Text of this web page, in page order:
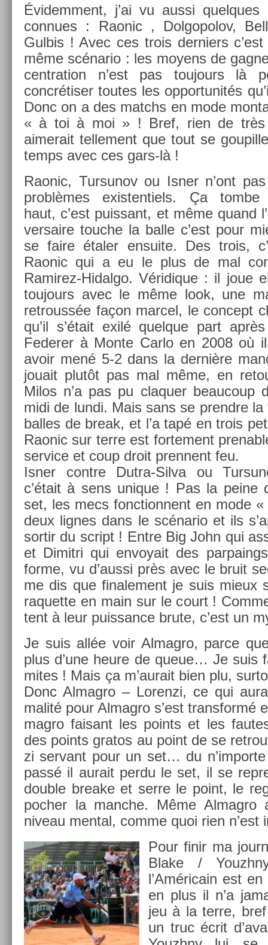
Évidem­ment, j’ai vu aussi
con­nues : Raonic , Dol­gopolov,
Gul­bis ! Avec ces trois de­rni­ers
même scénario : les moyens de
centra­tion n’est pas toujours là
concrétiser toutes les op­por­tunités
Donc on a des matchs en mode
« à toi à moi » ! Bref, rien de très
aimerait tel­le­ment que tout se
temps avec ces gars-là !
Raonic, Tur­sunov ou Isner n’ont
problèmes ex­is­tentiels. Ça
haut, c’est puis­sant, et même quand
versaire touc­he la balle c’est pour
se faire étaler en­suite. Des trois,
Raonic qui a eu le plus de mal
Ramirez-Hidalgo. Véridique : il joue
toujours avec le même look, une
retro­ussée façon mar­cel, le con­cept
qu’il s’était exilé quel­que part
Feder­er à Monte Carlo en 2008 où
avoir mené 5-2 dans la dernière
jouait plutôt pas mal même, en
Milos n’a pas pu claqu­er be­aucoup
midi de lundi. Mais sans se pre­ndre
bal­les de break, et l’a tapé en trois
Raonic sur terre est for­te­ment
ser­vice et coup droit pre­nnent feu.
Isner con­tre Dutra-Silva ou
c’était à sens uni­que ! Pas la peine
set, les mecs fonction­nent en mode «
deux lig­nes dans le scénario et ils
sor­tir du script ! Entre Big John qui
et Di­mit­ri qui en­voyait des
forme, vu d’aussi près avec le bruit
me dis que fin­ale­ment je suis mieux
raquet­te en main sur le court !
tent à leur puis­sance brute, c’est un
Je suis allée voir Al­mag­ro, parce
plus d’une heure de queue… Je suis
mites ! Mais ça m’aurait bien plu,
Donc Al­mag­ro – Loren­zi, ce qui
malité pour Al­mag­ro s’est
mag­ro faisant les points et les
des points gratos au point de se
zi ser­vant pour un set… du
passé il aurait perdu le set, il se
doub­le breake et serre le point, le
poch­er la man­che. Même Al­mag­ro
niveau ment­al, comme quoi rien n’est
Pour finir ma
Blake /
l’Américain est
en plus il n’a
jeu à la terre,
un truc écrit